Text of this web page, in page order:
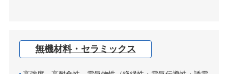
無機材料・セラミックス